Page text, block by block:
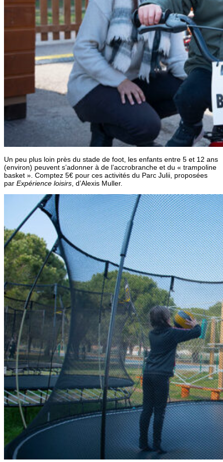
Un peu plus loin près du stade de foot, les enfants entre 5 et 12 ans
(environ) peuvent s’adonner à de l’accrobranche et du « trampoline
basket ». Comptez 5€ pour ces activités du Parc Julii, proposées
par Expérience loisirs, d’Alexis Muller.